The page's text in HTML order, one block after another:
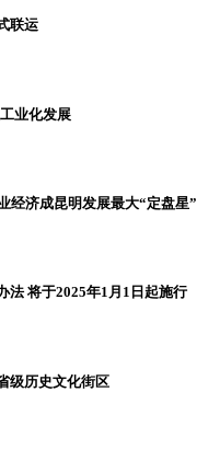
联运
业化发展
经济成昆明发展最大“定盘星”
法 将于2025年1月1日起施行
级历史文化街区